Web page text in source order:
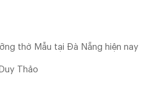
thờ Mẫu tại Đà Nẵng hiện nay
Thảo